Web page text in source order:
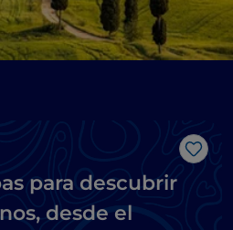
Me
para descubrir
desde el